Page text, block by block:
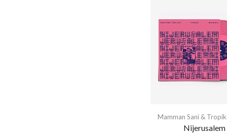
Mamman Sani &
Nijerusalem